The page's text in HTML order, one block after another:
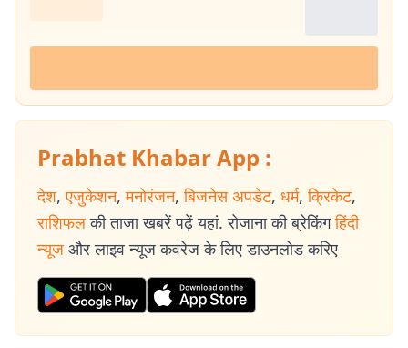
Prabhat Khabar App :
देश, एजुकेशन, मनोरंजन, बिजनेस अपडेट, धर्म, क्रिकेट,
राशिफल की ताजा खबरें पढ़ें यहां. रोजाना की ब्रेकिंग हिंदी
न्यूज और लाइव न्यूज कवरेज के लिए डाउनलोड करिए